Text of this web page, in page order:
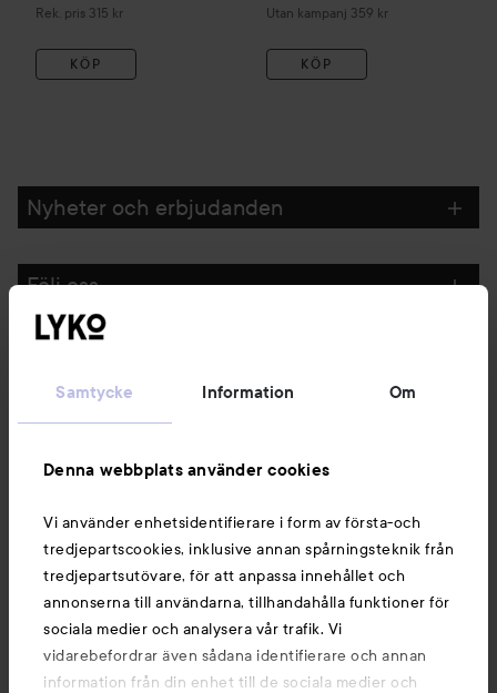
Samtycke Information Om
Denna webbplats använder cookies
Vi använder enhetsidentifierare i form av första-och
tredjepartscookies, inklusive annan spårningsteknik från
tredjepartsutövare, för att anpassa innehållet och
annonserna till användarna, tillhandahålla funktioner för
sociala medier och analysera vår trafik. Vi
vidarebefordrar även sådana identifierare och annan
information från din enhet till de sociala medier och
Rek. pris 315 kr
Rekommenderat pris 315 kr
KÖP
Utan kampanj 359 kr
KÖP
Nyheter och erbjudanden
Följ oss
Du kanske också gillar